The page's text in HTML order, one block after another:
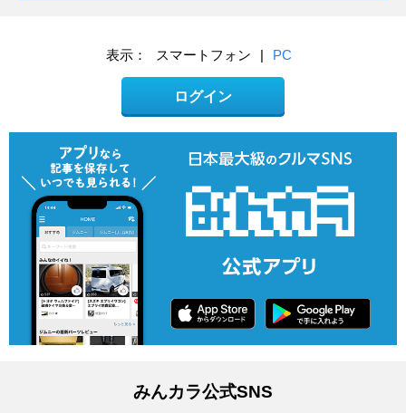
表示： スマートフォン | PC
ログイン
みんカラ公式SNS